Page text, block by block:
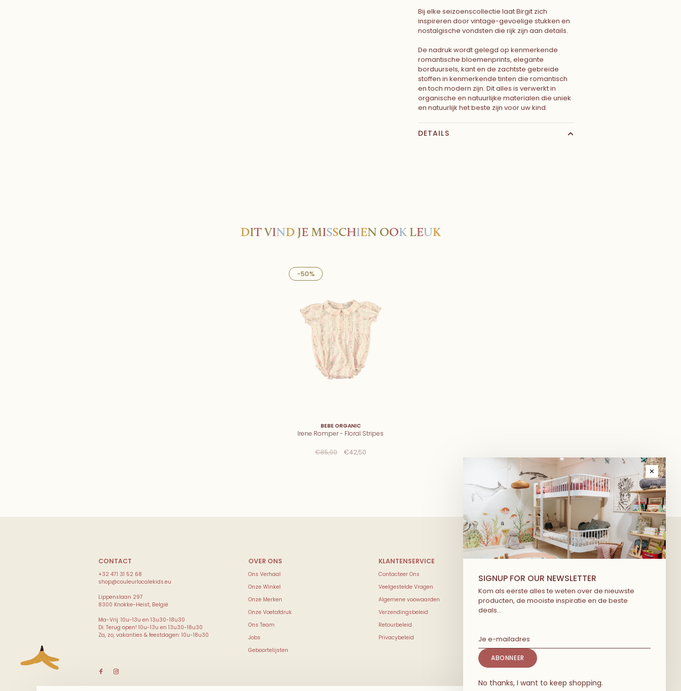
Bij elke seizoenscollectie laat Birgit zich
inspireren door vintage-gevoelige stukken en
nostalgische vondsten die rijk zijn aan details.
De nadruk wordt gelegd op kenmerkende
romantische bloemenprints, elegante
borduursels, kant en de zachtste gebreide
stoffen in kenmerkende tinten die romantisch
en toch modern zijn. Dit alles is verwerkt in
organische en natuurlijke materialen die uniek
en natuurlijk het beste zijn voor uw kind.
DETAILS
DITVIND JE MISSCHIEN OOK LEUK
-50%
BEBE ORGANIC
Irene Romper - Floral Stripes
€85,00 €42,50
CONTACT
+32 471 31 52 68
shop@couleurlocalekids.eu
Lippenslaan 297
8300 Knokke-Heist, België
Ma-Vrij: 10u-13u en 13u30-18u30
Di: Terug open! 10u-13u en 13u30-18u30
Za, zo, vakanties & feestdagen: 10u-18u30
Ons Verhaal
Onze Winkel
Onze Merken
Onze Voetafdruk
Ons Team
Jobs
Geboortelijsten
Contacteer Ons
Veelgestelde Vragen
Algemene voowaarden
Verzendingsbeleid
Retourbeleid
Privacybeleid
We have wonderful stories to share
with you! Kom als eerste alles te
weten over de nieuwste producten, de
✕
SIGNUP FOR OUR NEWSLETTER
Kom als eerste alles te weten over de nieuwste
producten, de mooiste inspiratie en de beste
deals…
ABONNEER
No thanks, I want to keep shopping.